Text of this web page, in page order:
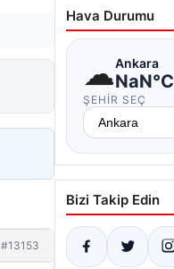
#13153
Hava Durumu
☁Ankara
NaN°C
ŞEHIR SEÇ
Bizi Takip Edin